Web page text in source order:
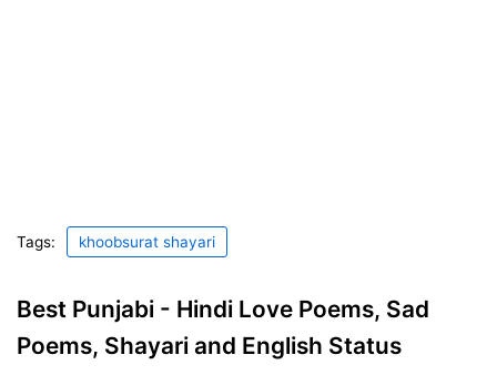
Tags: khoobsurat shayari
Best Punjabi - Hindi Love Poems, Sad
Poems, Shayari and English Status